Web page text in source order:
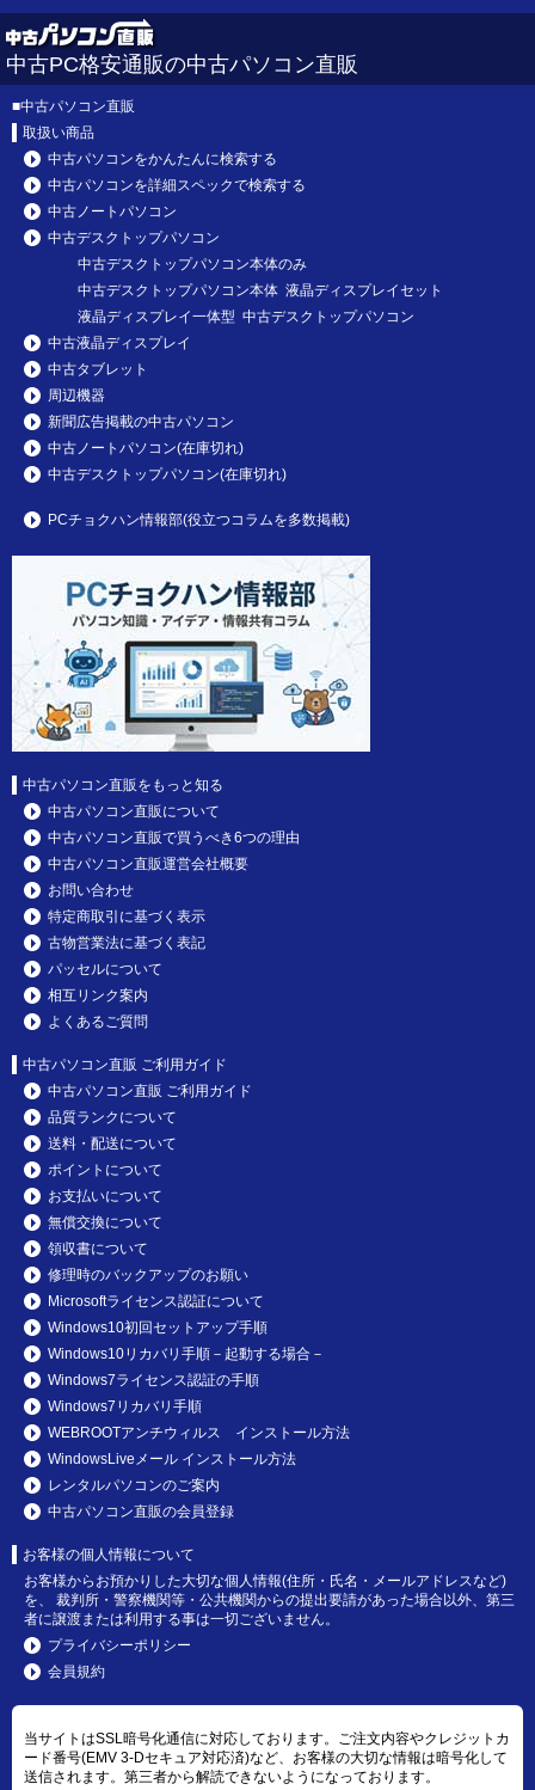
中古PC格安通販の中古パソコン直販
■中古パソコン直販
取扱い商品
中古パソコンをかんたんに検索する
中古パソコンを詳細スペックで検索する
中古ノートパソコン
中古デスクトップパソコン
中古デスクトップパソコン本体のみ
中古デスクトップパソコン本体 液晶ディスプレイセット
液晶ディスプレイ一体型 中古デスクトップパソコン
中古液晶ディスプレイ
中古タブレット
周辺機器
新聞広告掲載の中古パソコン
中古ノートパソコン(在庫切れ)
中古デスクトップパソコン(在庫切れ)
PCチョクハン情報部(役立つコラムを多数掲載)
中古パソコン直販をもっと知る
中古パソコン直販について
中古パソコン直販で買うべき6つの理由
中古パソコン直販運営会社概要
お問い合わせ
特定商取引に基づく表示
古物営業法に基づく表記
パッセルについて
相互リンク案内
よくあるご質問
中古パソコン直販 ご利用ガイド
中古パソコン直販 ご利用ガイド
品質ランクについて
送料・配送について
ポイントについて
お支払いについて
無償交換について
領収書について
修理時のバックアップのお願い
Microsoftライセンス認証について
Windows10初回セットアップ手順
Windows10リカバリ手順－起動する場合－
Windows7ライセンス認証の手順
Windows7リカバリ手順
WEBROOTアンチウィルス インストール方法
WindowsLiveメール インストール方法
レンタルパソコンのご案内
中古パソコン直販の会員登録
お客様の個人情報について
お客様からお預かりした大切な個人情報(住所・氏名・メールアドレスなど)
を、 裁判所・警察機関等・公共機関からの提出要請があった場合以外、第三
者に譲渡または利用する事は一切ございません。
プライバシーポリシー
会員規約
当サイトはSSL暗号化通信に対応しております。ご注文内容やクレジットカ
ード番号(EMV 3-Dセキュア対応済)など、お客様の大切な情報は暗号化して
送信されます。第三者から解読できないようになっております。